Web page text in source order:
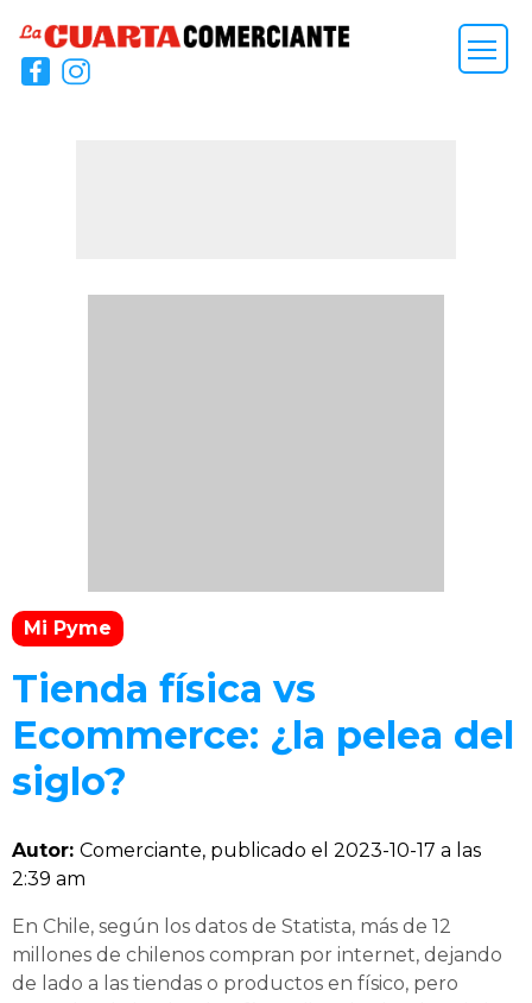
Mi Pyme
Tienda física vs
Ecommerce: ¿la pelea del
siglo?
Autor: Comerciante, publicado el 2023-10-17 a las
2:39 am
En Chile, según los datos de Statista, más de 12
millones de chilenos compran por internet, dejando
de lado a las tiendas o productos en físico, pero